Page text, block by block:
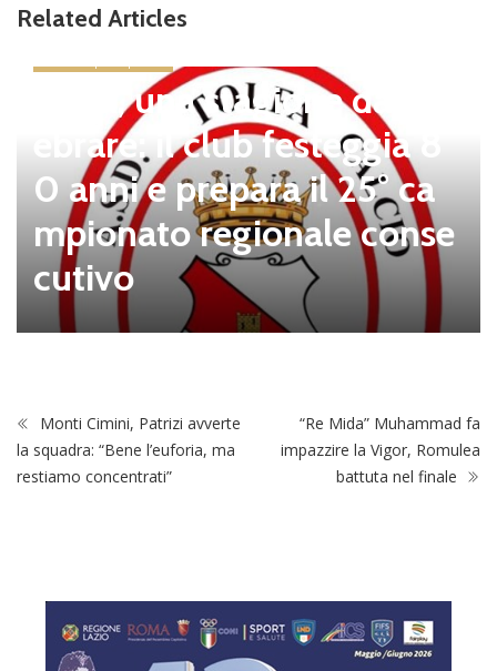
Related Articles
Tolfa, una stagione da cel
ebrare: il club festeggia 8
0 anni e prepara il 25° ca
mpionato regionale conse
cutivo
Monti Cimini, Patrizi avverte
la squadra: “Bene l’euforia, ma
restiamo concentrati”
“Re Mida” Muhammad fa
impazzire la Vigor, Romulea
battuta nel finale